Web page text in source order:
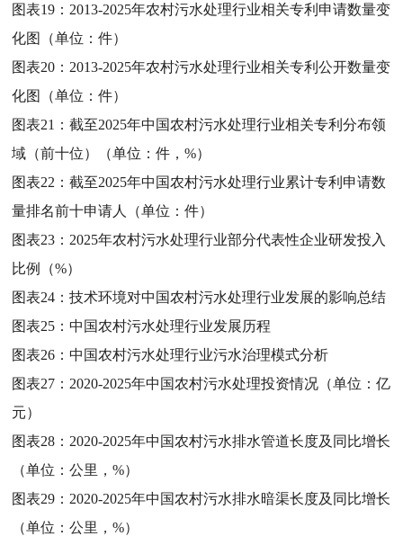
图表19： 2013-2025年农村污水处理行业相关专利申请数量变
化图（单位：件）
图表20： 2013-2025年农村污水处理行业相关专利公开数量变
化图（单位：件）
图表21：截至2025年中国农村污水处理行业相关专利分布领
域（前十位）（单位：件，%）
图表22：截至2025年中国农村污水处理行业累计专利申请数
量排名前十申请人（单位：件）
图表23： 2025年农村污水处理行业部分代表性企业研发投入
比例（%）
图表24：技术环境对中国农村污水处理行业发展的影响总结
图表25：中国农村污水处理行业发展历程
图表26：中国农村污水处理行业污水治理模式分析
图表27： 2020-2025年中国农村污水处理投资情况（单位：亿
元）
图表28： 2020-2025年中国农村污水排水管道长度及同比增长
（单位：公里，%）
图表29： 2020-2025年中国农村污水排水暗渠长度及同比增长
（单位：公里，%）